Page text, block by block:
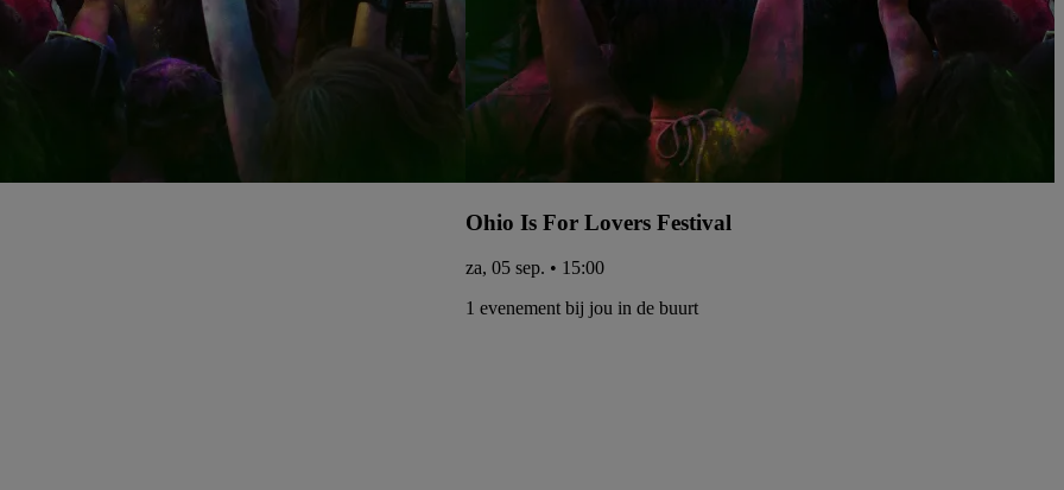
Ohio Is For Lovers Festival
za, 05 sep. • 15:00
1 evenement bij jou in de buurt